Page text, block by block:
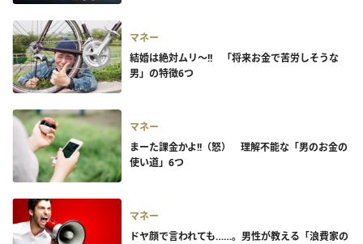
マネー
結婚は絶対ムリ～!! 「将来お金で苦労しそうな
男」の特徴6つ
マネー
まーた課金かよ!!（怒） 理解不能な「男のお金の
使い道」6つ
マネー
ドヤ顔で言われても……。男性が教える「浪費家の